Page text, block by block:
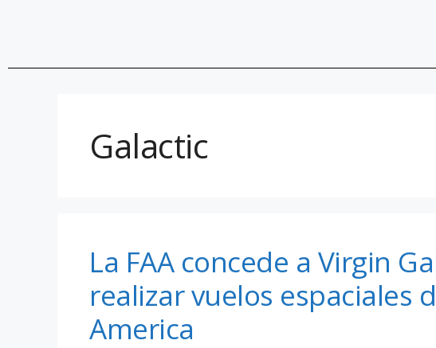
Galactic
La FAA concede a Virgin
realizar vuelos espaciales
America